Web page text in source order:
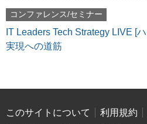
コンファレンス/セミナー
IT Leaders Tech Strategy LIVE [
実現への道筋
このサイトについて 利用規約